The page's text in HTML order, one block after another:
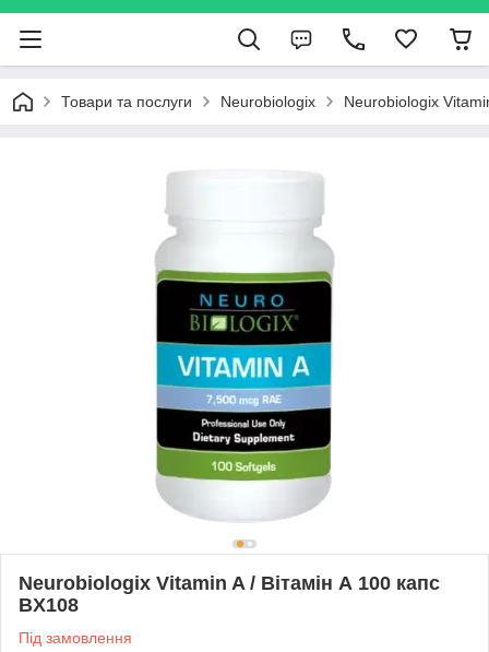
Товари та послуги Neurobiologix Neurobiologix
Neurobiologix Vitamin A / Вітамін А 100 капс
BX108
Під замовлення